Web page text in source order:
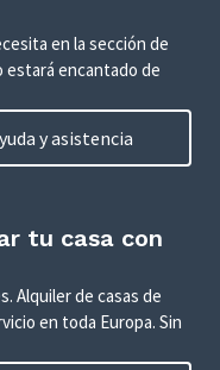
en la sección de
encantado de
y asistencia
tu casa con
Alquiler de casas de
en toda Europa. Sin